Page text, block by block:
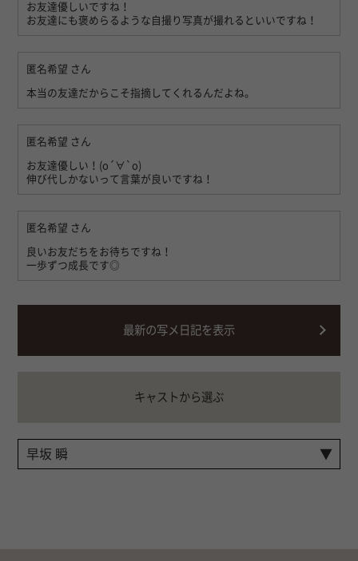
お友達優しいですね！
お友達にも褒めらるような自撮り写真が撮れるといいですね！
匿名希望 さん
本当の友達だからこそ指摘してくれるんだよね。
匿名希望 さん
お友達優しい！(о´∀`о)
伸び代しかないって言葉が良いですね！
匿名希望 さん
良いお友だちをお待ちですね！
一歩ずつ成長です◎
最新の写メ日記を表示
キャストから選ぶ